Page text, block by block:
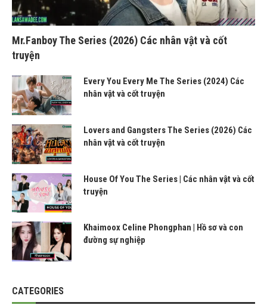
Mr.Fanboy The Series (2026) Các nhân vật và cốt
truyện
Every You Every Me The Series (2024) Các
nhân vật và cốt truyện
Lovers and Gangsters The Series (2026) Các
nhân vật và cốt truyện
House Of You The Series | Các nhân vật và cốt
truyện
Khaimoox Celine Phongphan | Hồ sơ và con
đường sự nghiệp
CATEGORIES